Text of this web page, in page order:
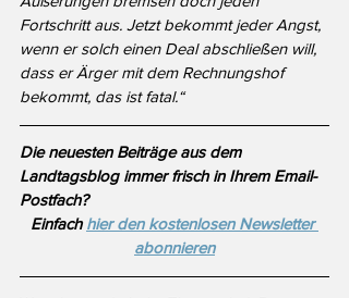
Fortschritt aus. Jetzt bekommt jeder Angst,
wenn er solch einen Deal abschließen will,
dass er Ärger mit dem Rechnungshof
bekommt, das ist fatal.“
Die neuesten Beiträge aus dem
Landtagsblog immer frisch in Ihrem Email-
Postfach?
Einfach hier den kostenlosen Newsletter
abonnieren